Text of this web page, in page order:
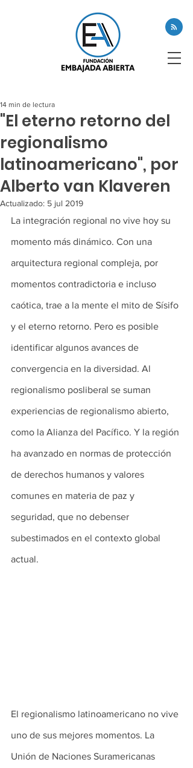
"El eterno retorno del
regionalismo
latinoamericano", por
Alberto van Klaveren
14 min de lectura
Actualizado: 5 jul 2019
La integración regional no vive hoy su
momento más dinámico. Con una
arquitectura regional compleja, por
momentos contradictoria e incluso
caótica, trae a la mente el mito de Sísifo
y el eterno retorno. Pero es posible
identificar algunos avances de
convergencia en la diversidad. Al
regionalismo posliberal se suman
experiencias de regionalismo abierto,
como la Alianza del Pacífico. Y la región
ha avanzado en normas de protección
de derechos humanos y valores
comunes en materia de paz y
seguridad, que no debenser
subestimados en el contexto global
actual.
El regionalismo latinoamericano no vive
uno de sus mejores momentos. La
Unión de Naciones Suramericanas